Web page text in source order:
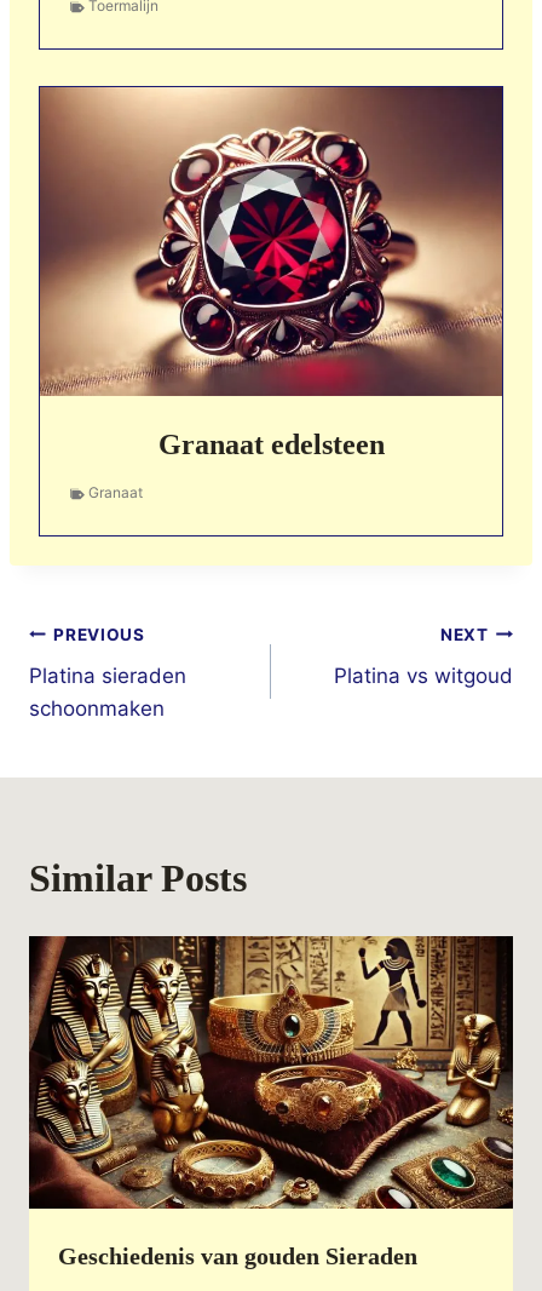
Toermalijn
Granaat edelsteen
Granaat
Berichtnavigatie
PREVIOUS
Platina sieraden
schoonmaken
NEXT
Platina vs witgoud
Similar Posts
Geschiedenis van gouden Sieraden